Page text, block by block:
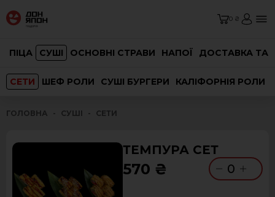
0 ₴
ПІЦА СУШІ ОСНОВНІ СТРАВИ НАПОЇ ДОСТАВКА ТА
СЕТИ ШЕФ РОЛИ СУШІ БУРГЕРИ КАЛІФОРНІЯ РОЛИ
ГОЛОВНА СУШІ СЕТИ
ТЕМПУРА СЕТ
570 ₴ 0